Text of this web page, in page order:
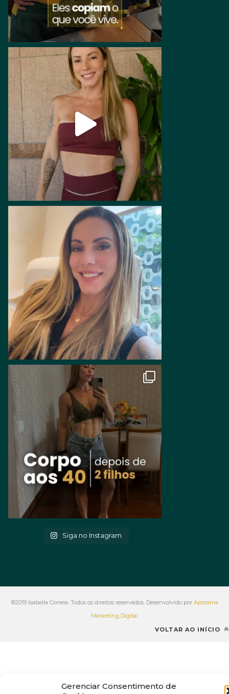
Gerenciar Consentimento de
Siga no Instagram
©2019 Isabella Correia. Todos os direitos reservados. Desenvolvido por Aporama
Marketing Digital
VOLTAR AO INÍCIO